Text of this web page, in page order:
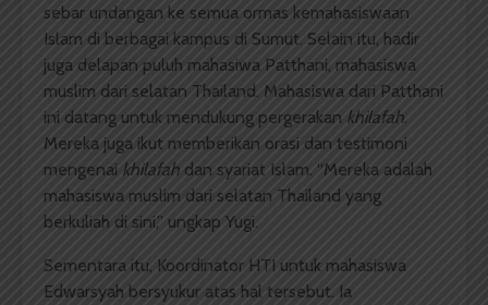
sebar undangan ke semua ormas kemahasiswaan
Islam di berbagai kampus di Sumut. Selain itu, hadir
juga delapan puluh mahasiwa Patthani, mahasiswa
muslim dari selatan Thailand. Mahasiswa dari Patthani
ini datang untuk mendukung pergerakan khilafah.
Mereka juga ikut memberikan orasi dan testimoni
mengenai khilafah dan syariat Islam. “Mereka adalah
mahasiswa muslim dari selatan Thailand yang
berkuliah di sini,” ungkap Yugi.
Sementara itu, Koordinator HTI untuk mahasiswa
Edwarsyah bersyukur atas hal tersebut. Ia